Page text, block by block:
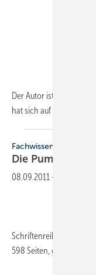
Der Autor ist seit mehr
hat sich auf kleine und
Fachwissen
Die
08.09.2011 -
Schriftenreihe „Der
598 Seiten, gebunden,